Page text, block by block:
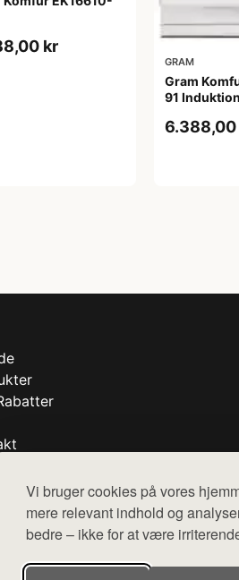
Vi bruger cookies på vores
mere relevant indhold og
bedre – ikke for at være
kr
GRAM
Gram
91
6.388,00
diverse webshops. Der sælges